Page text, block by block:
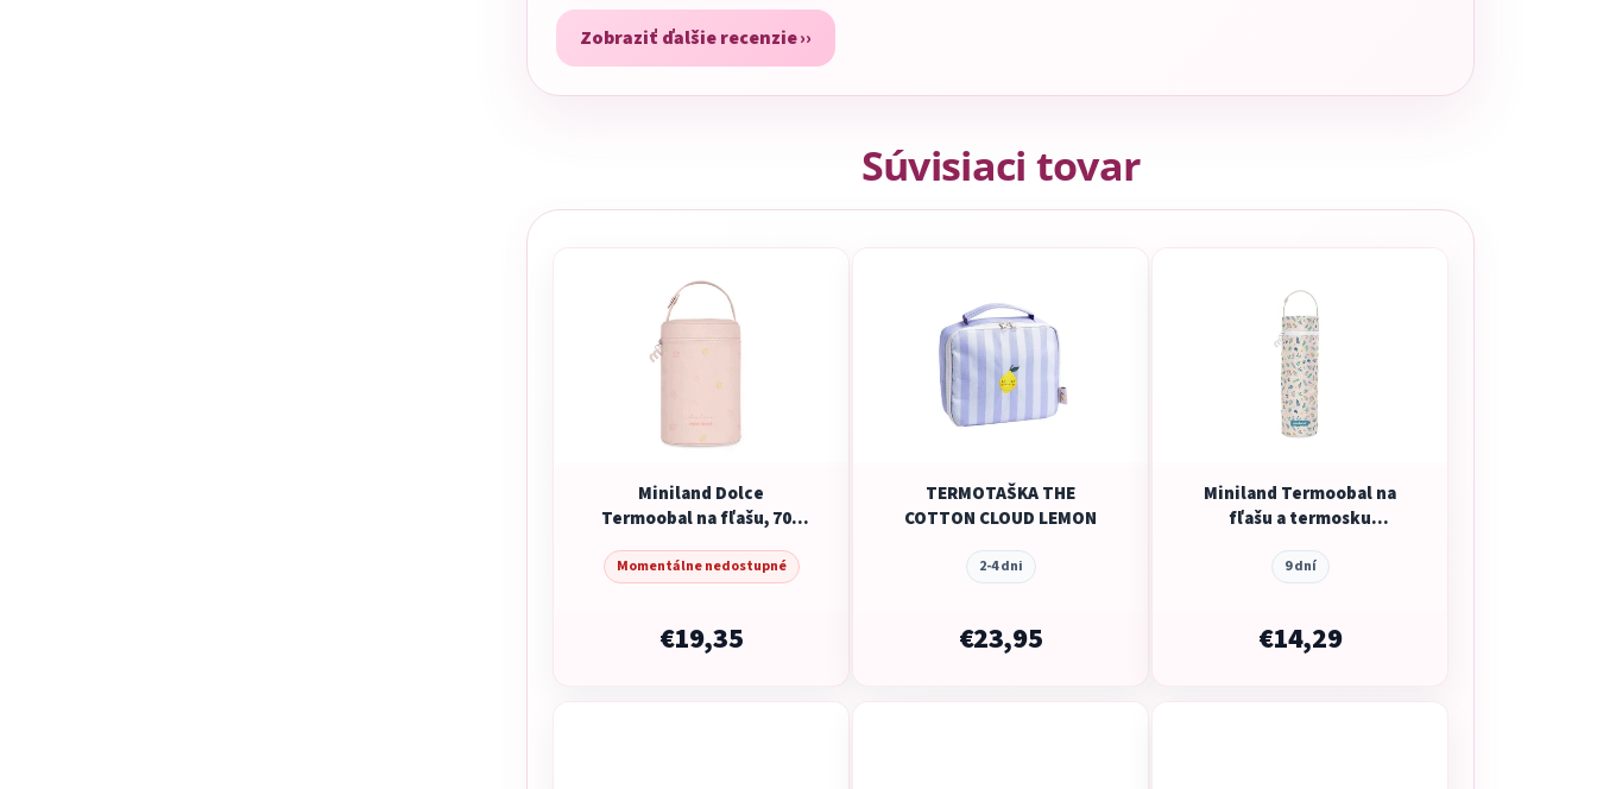
Zobraziť ďalšie recenzie
Súvisiaci tovar
Miniland Dolce
Termoobal na fľašu, 700
Momentálne nedostupné
€19,35
TERMOTAŠKA THE
COTTON CLOUD LEMON
2-4 dni
€23,95
Miniland Termoobal na
fľašu a termosku
9 dní
€14,29